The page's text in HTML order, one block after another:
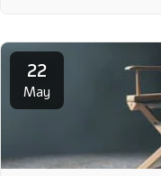
22
May